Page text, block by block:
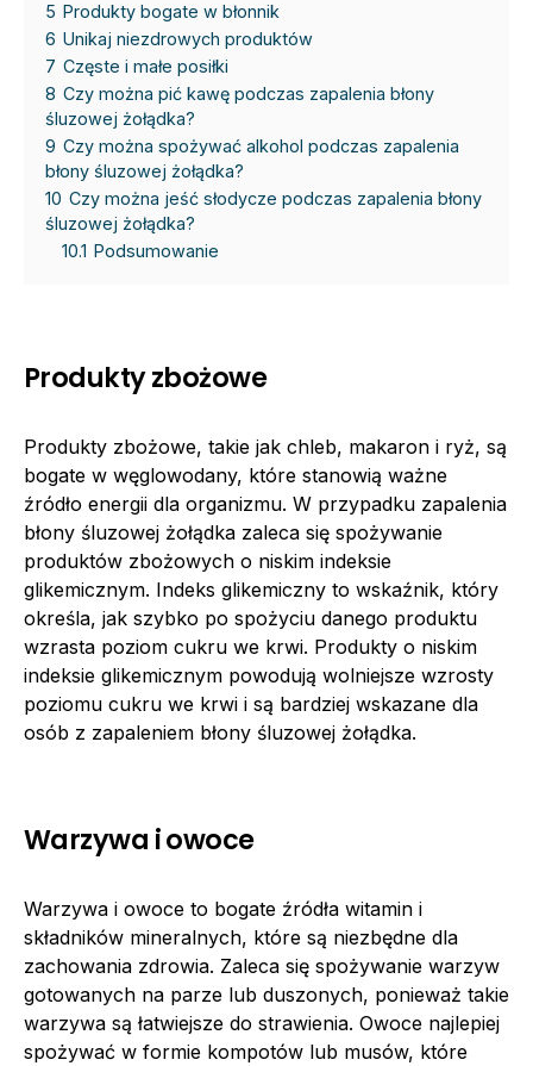
5 Produkty bogate w błonnik
6 Unikaj niezdrowych produktów
7 Częste i małe posiłki
8 Czy można pić kawę podczas zapalenia błony
śluzowej żołądka?
9 Czy można spożywać alkohol podczas zapalenia
błony śluzowej żołądka?
10 Czy można jeść słodycze podczas zapalenia błony
śluzowej żołądka?
10.1 Podsumowanie
Produkty zbożowe
Produkty zbożowe, takie jak chleb, makaron i ryż, są
bogate w węglowodany, które stanowią ważne
źródło energii dla organizmu. W przypadku zapalenia
błony śluzowej żołądka zaleca się spożywanie
produktów zbożowych o niskim indeksie
glikemicznym. Indeks glikemiczny to wskaźnik, który
określa, jak szybko po spożyciu danego produktu
wzrasta poziom cukru we krwi. Produkty o niskim
indeksie glikemicznym powodują wolniejsze wzrosty
poziomu cukru we krwi i są bardziej wskazane dla
osób z zapaleniem błony śluzowej żołądka.
Warzywa i owoce
Warzywa i owoce to bogate źródła witamin i
składników mineralnych, które są niezbędne dla
zachowania zdrowia. Zaleca się spożywanie warzyw
gotowanych na parze lub duszonych, ponieważ takie
warzywa są łatwiejsze do strawienia. Owoce najlepiej
spożywać w formie kompotów lub musów, które